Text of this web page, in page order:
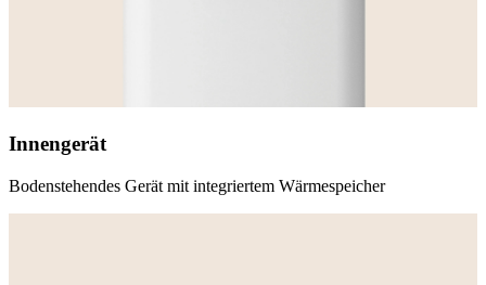
Innengerät
Bodenstehendes Gerät mit integriertem Wärmespeicher